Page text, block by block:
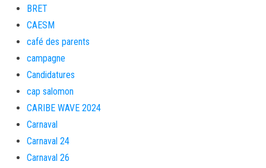
BRET
CAESM
café des parents
campagne
Candidatures
cap salomon
CARIBE WAVE 2024
Carnaval
Carnaval 24
Carnaval 26